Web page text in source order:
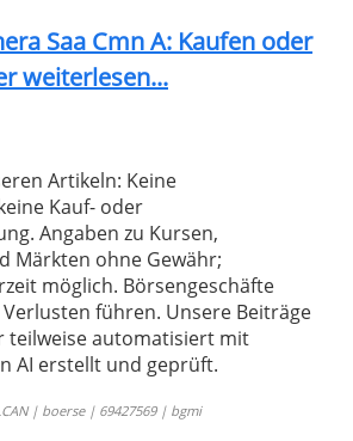
Saa Cmn A: Kaufen oder
weiterlesen...
Artikeln: Keine
Kauf- oder
Angaben zu Kursen,
Märkten ohne Gewähr;
möglich. Börsengeschäfte
führen. Unsere Beiträge
teilweise automatisiert mit
AI erstellt und geprüft.
| boerse | 69427569 | bgmi